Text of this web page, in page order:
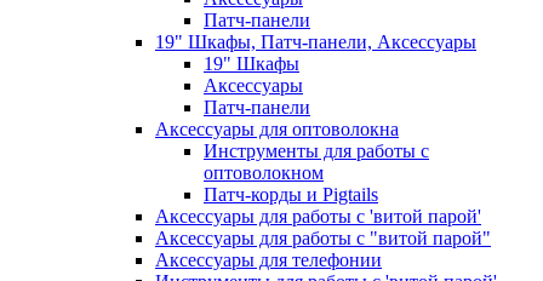
Патч-панели
19" Шкафы, Патч-панели, Аксессуары
19" Шкафы
Аксессуары
Патч-панели
Аксессуары для оптоволокна
Инструменты для работы с
оптоволокном
Патч-корды и Pigtails
Аксессуары для работы с 'витой парой'
Аксессуары для работы с "витой парой"
Аксессуары для телефонии